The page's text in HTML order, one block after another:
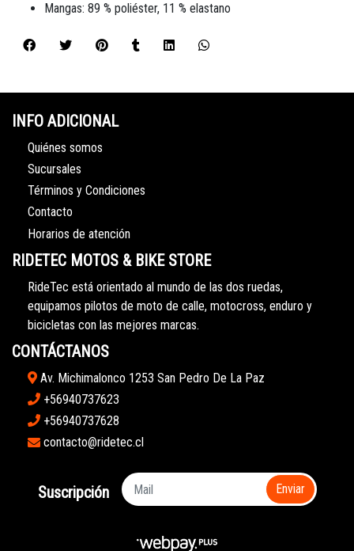
Mangas: 89 % poliéster, 11 % elastano
INFO ADICIONAL
Quiénes somos
Sucursales
Términos y Condiciones
Contacto
Horarios de atención
RIDETEC MOTOS & BIKE STORE
RideTec está orientado al mundo de las dos ruedas,
equipamos pilotos de moto de calle, motocross, enduro y
bicicletas con las mejores marcas.
CONTÁCTANOS
Av. Michimalonco 1253 San Pedro De La Paz
+56940737623
+56940737628
contacto@ridetec.cl
Suscripción Enviar